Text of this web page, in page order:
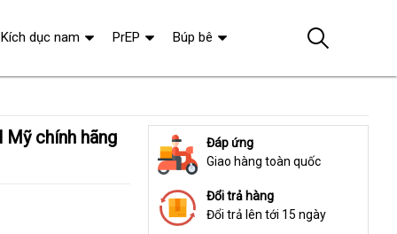
Đáp ứng
Giao hàng toàn quốc
Đổi trả hàng
Đổi trả lên tới 15 ngày
Kích dục nam PrEP Búp bê